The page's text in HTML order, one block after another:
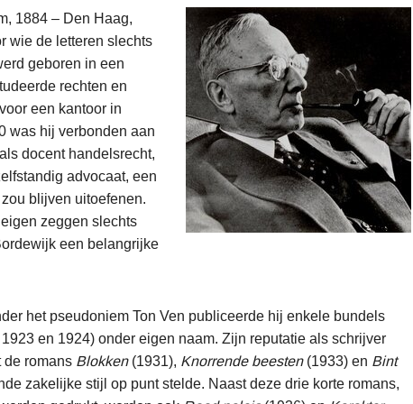
1884 – Den Haag,
wie de letteren slechts
geboren in een
rechten en
een kantoor in
was hij verbonden aan
docent handelsrecht,
advocaat, een
blijven uitoefenen.
zeggen slechts
een belangrijke
het pseudoniem Ton Ven publiceerde hij enkele bundels
en 1924) onder eigen naam. Zijn reputatie als schrijver
de romans Blokken (1931), Knorrende beesten(1933) en Bint
zakelijke stijl op punt stelde. Naast deze drie korte romans,